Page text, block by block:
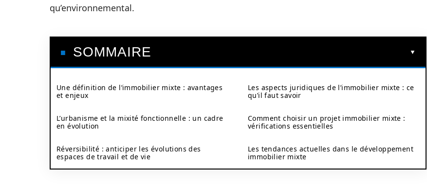
qu’environnemental.
SOMMAIRE
Une définition de l’immobilier mixte : avantages
et enjeux
L’urbanisme et la mixité fonctionnelle : un cadre
en évolution
Réversibilité : anticiper les évolutions des
espaces de travail et de vie
Les aspects juridiques de l’immobilier mixte : ce
qu’il faut savoir
Comment choisir un projet immobilier mixte :
vérifications essentielles
Les tendances actuelles dans le développement
immobilier mixte